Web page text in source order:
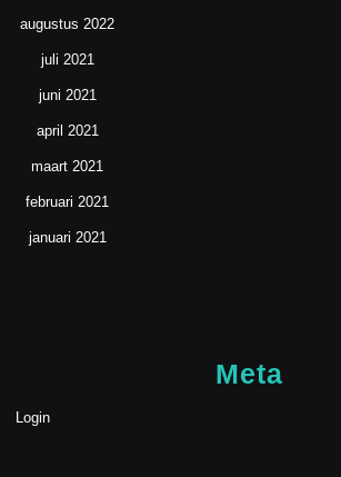
augustus 2022
juli 2021
juni 2021
april 2021
maart 2021
februari 2021
januari 2021
Meta
Login